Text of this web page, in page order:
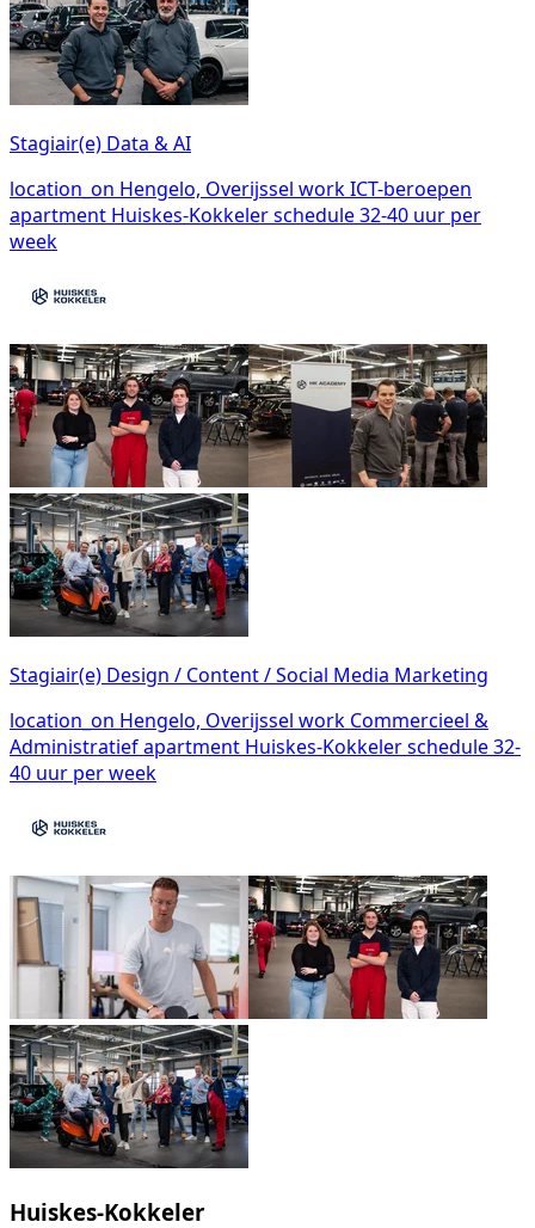
Stagiair(e) Data & AI
location_on Hengelo, Overijssel workICT-beroepen
apartment Huiskes-Kokkelerschedule32-40 uur per
week
Stagiair(e) Design / Content / Social Media Marketing
location_on Hengelo, Overijssel work Commercieel &
Administratiefapartment Huiskes-Kokkelerschedule32-
40 uur per week
Huiskes-Kokkeler